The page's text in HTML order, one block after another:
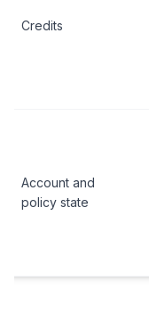
Credits
Account and
policy state